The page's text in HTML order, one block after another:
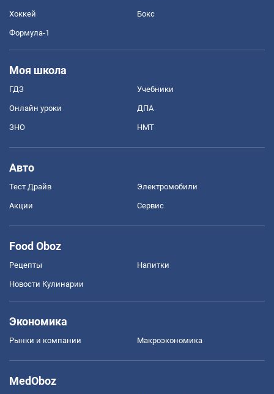
Хоккей Бокс
Формула-1
Моя школа
ГДЗ Учебники
Онлайн уроки ДПА
ЗНО НМТ
Авто
Тест Драйв Электромобили
Акции Сервис
Food Oboz
Рецепты Напитки
Новости Кулинарии
Экономика
Рынки и компании Mакроэкономика
MedOboz